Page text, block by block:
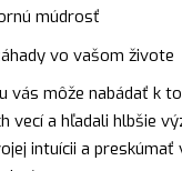
múdrosť
vo vašom živote
vás môže nabádať k
vecí a hľadali hlbšie
intuícii a preskúmať